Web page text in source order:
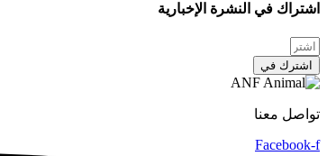
اشتراك في النشرة الإخبارية
اشترك في
تواصل معنا
Facebook-f